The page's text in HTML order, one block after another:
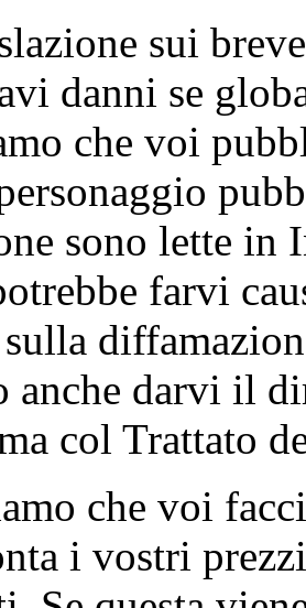
sui
danni se
che voi
sono lette in
farvi
anche darvi il
col Trattato
che voi
i vostri